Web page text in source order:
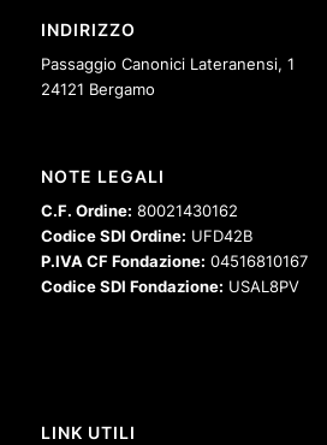
INDIRIZZO
Passaggio Canonici Lateranensi, 1
24121 Bergamo
NOTE LEGALI
C.F. Ordine: 80021430162
Codice SDI Ordine: UFD42B
P.IVA CF Fondazione: 04516810167
Codice SDI Fondazione: USAL8PV
LINK UTILI